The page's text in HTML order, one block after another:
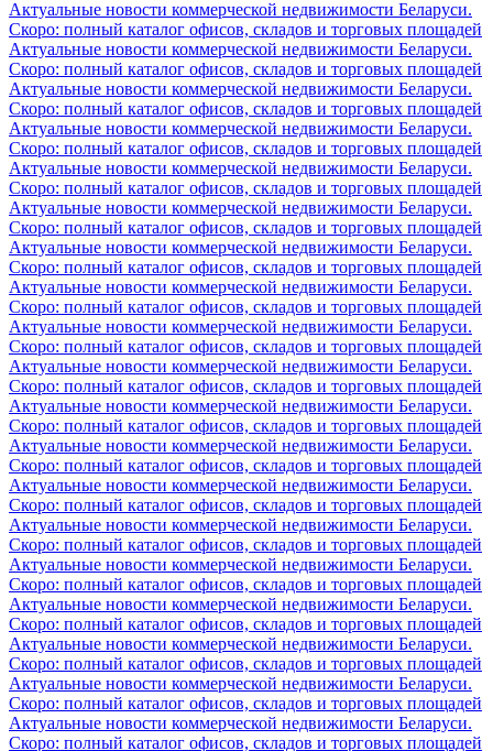
Актуальные новости коммерческой недвижимости Беларуси.
Скоро: полный каталог офисов, складов и торговых площадей
Актуальные новости коммерческой недвижимости Беларуси.
Скоро: полный каталог офисов, складов и торговых площадей
Актуальные новости коммерческой недвижимости Беларуси.
Скоро: полный каталог офисов, складов и торговых площадей
Актуальные новости коммерческой недвижимости Беларуси.
Скоро: полный каталог офисов, складов и торговых площадей
Актуальные новости коммерческой недвижимости Беларуси.
Скоро: полный каталог офисов, складов и торговых площадей
Актуальные новости коммерческой недвижимости Беларуси.
Скоро: полный каталог офисов, складов и торговых площадей
Актуальные новости коммерческой недвижимости Беларуси.
Скоро: полный каталог офисов, складов и торговых площадей
Актуальные новости коммерческой недвижимости Беларуси.
Скоро: полный каталог офисов, складов и торговых площадей
Актуальные новости коммерческой недвижимости Беларуси.
Скоро: полный каталог офисов, складов и торговых площадей
Актуальные новости коммерческой недвижимости Беларуси.
Скоро: полный каталог офисов, складов и торговых площадей
Актуальные новости коммерческой недвижимости Беларуси.
Скоро: полный каталог офисов, складов и торговых площадей
Актуальные новости коммерческой недвижимости Беларуси.
Скоро: полный каталог офисов, складов и торговых площадей
Актуальные новости коммерческой недвижимости Беларуси.
Скоро: полный каталог офисов, складов и торговых площадей
Актуальные новости коммерческой недвижимости Беларуси.
Скоро: полный каталог офисов, складов и торговых площадей
Актуальные новости коммерческой недвижимости Беларуси.
Скоро: полный каталог офисов, складов и торговых площадей
Актуальные новости коммерческой недвижимости Беларуси.
Скоро: полный каталог офисов, складов и торговых площадей
Актуальные новости коммерческой недвижимости Беларуси.
Скоро: полный каталог офисов, складов и торговых площадей
Актуальные новости коммерческой недвижимости Беларуси.
Скоро: полный каталог офисов, складов и торговых площадей
Актуальные новости коммерческой недвижимости Беларуси.
Скоро: полный каталог офисов, складов и торговых площадей